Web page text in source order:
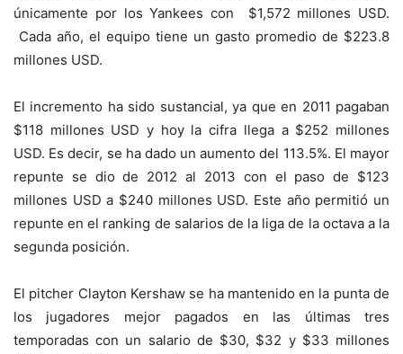
únicamente por los Yankees con $1,572 millones USD.
Cada año, el equipo tiene un gasto promedio de $223.8
millones USD.
El incremento ha sido sustancial, ya que en 2011 pagaban
$118 millones USD y hoy la cifra llega a $252 millones
USD. Es decir, se ha dado un aumento del 113.5%. El mayor
repunte se dio de 2012 al 2013 con el paso de $123
millones USD a $240 millones USD. Este año permitió un
repunte en el ranking de salarios de la liga de la octava a la
segunda posición.
El pitcher Clayton Kershaw se ha mantenido en la punta de
los jugadores mejor pagados en las últimas tres
temporadas con un salario de $30, $32 y $33 millones